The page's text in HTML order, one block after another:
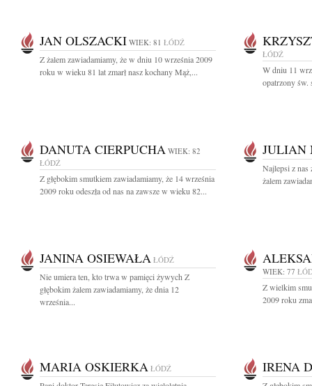
JAN OLSZACKI WIEK: 81 ŁÓDŹ
Z żalem zawiadamiamy, że w dniu 10 września 2009
roku w wieku 81 lat zmarł nasz kochany Mąż,...
ŁÓDŹ
W dniu 11
opatrzony św.
DANUTA CIERPUCHA WIEK: 82
ŁÓDŹ
Z głębokim smutkiem zawiadamiamy, że 14 września
2009 roku odeszła od nas na zawsze w wieku 82...
JULIAN
Najlepsi z nas
żalem
JANINA OSIEWAŁA ŁÓDŹ
Nie umiera ten, kto trwa w pamięci żywych Z
głębokim żalem zawiadamiamy, że dnia 12
września...
WIEK: 77
Z wielkim
2009 roku
MARIA OSKIERKA ŁÓDŹ IRENA